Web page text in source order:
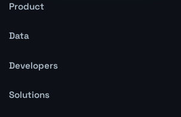
Product
Data
Developers
Solutions